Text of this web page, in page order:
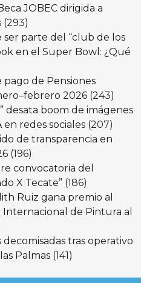
JOBEC dirigida a
(293)
ser parte del “club de los
en el Super Bowl: ¿Qué
de Pensiones
2026 (243)
desata boom de imágenes
en redes sociales (207)
de transparencia en
(196)
convocatoria del
X Tecate” (186)
Ruiz gana premio al
de Pintura al
tras operativo
Palmas (141)